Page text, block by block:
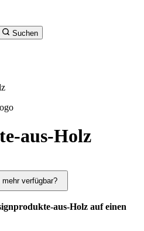
Suchen
aus-Holz
mehr verfügbar?
aus-Holz auf einen